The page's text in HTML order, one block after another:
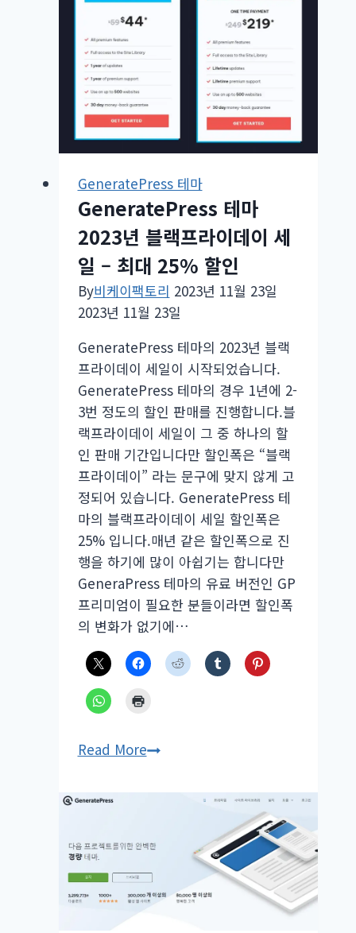
GeneratePress 테마
GeneratePress 테마
2023년 블랙프라이데이 세
일 – 최대 25% 할인
By비케이팩토리 2023년 11월 23일
2023년 11월 23일
GeneratePress 테마의 2023년 블랙
프라이데이 세일이 시작되었습니다.
GeneratePress 테마의 경우 1년에 2-
3번 정도의 할인 판매를 진행합니다.블
랙프라이데이 세일이 그 중 하나의 할
인 판매 기간입니다만 할인폭은 “블랙
프라이데이” 라는 문구에 맞지 않게 고
정되어 있습니다. GeneratePress 테
마의 블랙프라이데이 세일 할인폭은
25% 입니다.매년 같은 할인폭으로 진
행을 하기에 많이 아쉽기는 합니다만
GeneraPress 테마의 유료 버전인 GP
프리미엄이 필요한 분들이라면 할인폭
의 변화가 없기에…
Read MoreGeneratePress
마
블
랙
프